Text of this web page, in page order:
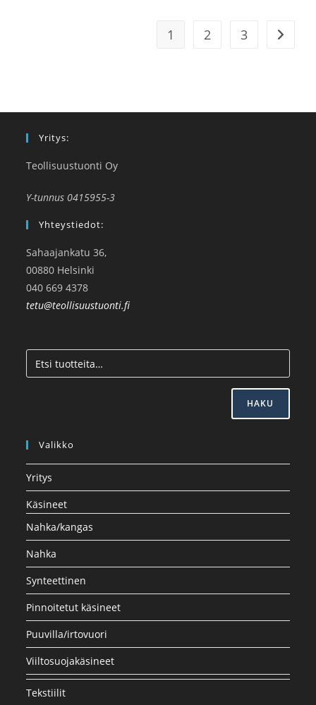
1 2 3 Siirry
Yritys:
Teollisuustuonti Oy
Y-tunnus 0415955-3
Yhteystiedot:
Sahaajankatu 36,
00880 Helsinki
040 669 4378
tetu@teollisuustuonti.fi
HAKU
Valikko
Yritys
Käsineet
Nahka/kangas
Nahka
Synteettinen
Pinnoitetut käsineet
Puuvilla/irtovuori
Viiltosuojakäsineet
Tekstiilit